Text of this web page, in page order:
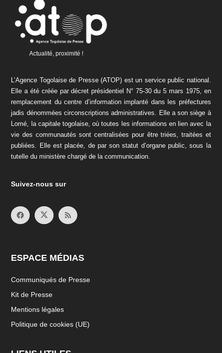
Actualité, proximité !
L’Agence Togolaise de Presse (ATOP) est un service public national.
Elle a été créée par décret présidentiel N° 75-30 du 5 mars 1975, en
remplacement du centre d’information implanté dans les préfectures
jadis dénommées circonscriptions administratives. Elle a son siège à
Lomé, la capitale togolaise, où toutes les informations en lien avec la
vie des communautés sont centralisées pour être triées, traitées et
publiées. Elle est placée, de par son statut d’organe public, sous la
tutelle du ministère chargé de la communication.
Suivez-nous sur
ESPACE MÉDIAS
Communiqués de Presse
Kit de Presse
Mentions légales
Politique de cookies (UE)